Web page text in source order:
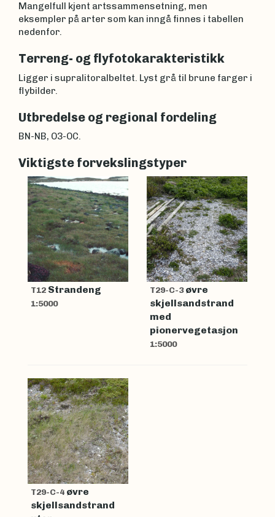
Mangelfull kjent artssammensetning, men
eksempler på arter som kan inngå finnes i tabellen
nedenfor.
Terreng- og flyfotokarakteristikk
Ligger i supralitoralbeltet. Lyst grå til brune farger i
flybilder.
Utbredelse og regional fordeling
BN-NB, O3-OC.
Viktigste forvekslingstyper
T12 Strandeng
1:5000
T29-C-3øvre
skjellsandstrand
med
pionervegetasjon
1:5000
T29-C-4 øvre
skjellsandstrand